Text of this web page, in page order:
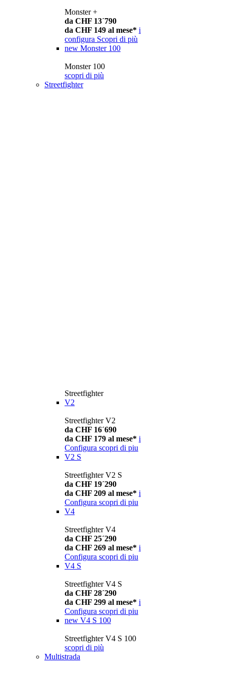
Monster +
da CHF 13´790
da CHF 149 al mese* i
configura Scopri di più
new Monster 100
Monster 100
scopri di più
Streetfighter
Streetfighter
V2
Streetfighter V2
da CHF 16´690
da CHF 179 al mese* i
Configura scopri di piu
V2 S
Streetfighter V2 S
da CHF 19´290
da CHF 209 al mese* i
Configura scopri di piu
V4
Streetfighter V4
da CHF 25´290
da CHF 269 al mese* i
Configura scopri di piu
V4 S
Streetfighter V4 S
da CHF 28´290
da CHF 299 al mese* i
Configura scopri di piu
new V4 S 100
Streetfighter V4 S 100
scopri di più
Multistrada